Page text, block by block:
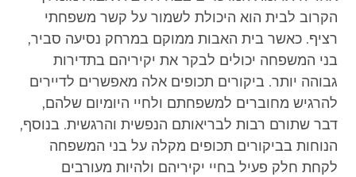
הקרוב לבית הוא היכולת לשמור על קשר משפחתי
רציף. כאשר בית האבות ממוקם במרחק נסיעה סביר,
בני המשפחה יכולים לבקר את יקיריהם בתדירות
גבוהה יותר. ביקורים תכופים אלה מאפשרים לדיירים
להרגיש מחוברים למשפחתם ולחיי היומיום שלהם,
דבר שתורם רבות לבריאותם הנפשית והרגשית. בנוסף,
הנוחות בביקורים תכופים מקלה על בני המשפחה
לקחת חלק פעיל בחיי יקיריהם ולהיות מעורבים